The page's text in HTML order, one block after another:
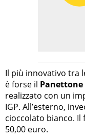
Il più innovativo tra
è forse il Panettone
realizzato con un
IGP. All’esterno,
cioccolato bianco. Il
50,00 euro.